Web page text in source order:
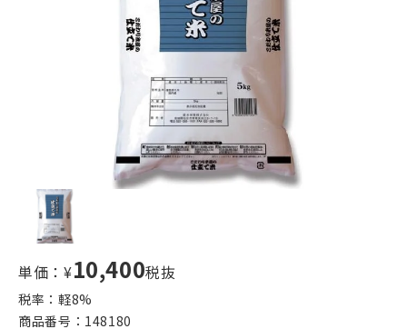
単価：¥10,400税抜
税率：軽8%
商品番号： 148180